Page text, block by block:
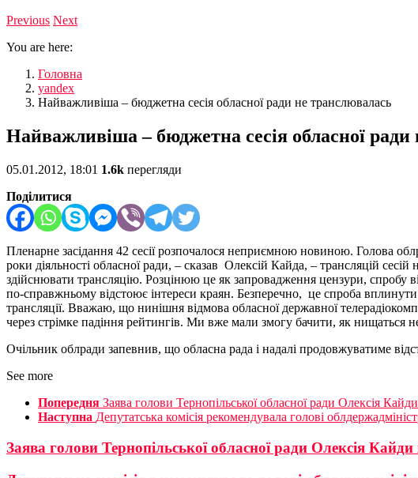
Previous Next
You are here:
Головна
yandex
Найважливіша – бюджетна сесія обласної ради не транслювалась
Найважливіша – бюджетна сесія обласної
05.01.2012, 18:01 1.6k перегляди
Поділитися
Пленарне засідання 42 сесії розпочалося неприємною новиною. Голова
роки діяльності обласної ради, – сказав Олексій Кайда, – трансляцій сесій
здійснювати трансляцію. Розцінюю це як запровадження цензури, спробу
по-справжньому відстоює інтереси краян. Безперечно, це спроба
трансляції. Вважаю, що нинішня відмова обласної державної
через стрімке падіння рейтингів. Ми вже мали змогу бачити, як нищаться
Очільник облради запевнив, що обласна рада і надалі продовжуватиме
See more
Попередня Заява голови Тернопільської обласної ради Олексія
Наступна Депутатська комісія рекомендувала голові
Заява голови Тернопільської обласної ради Олексія